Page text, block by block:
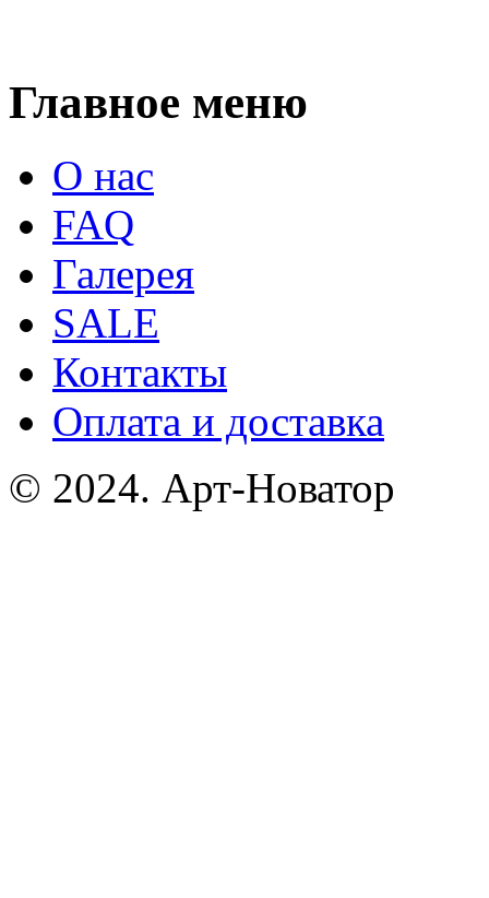
Главное меню
О нас
FAQ
Галерея
SALE
Контакты
Оплата и доставка
© 2024. Арт-Новатор